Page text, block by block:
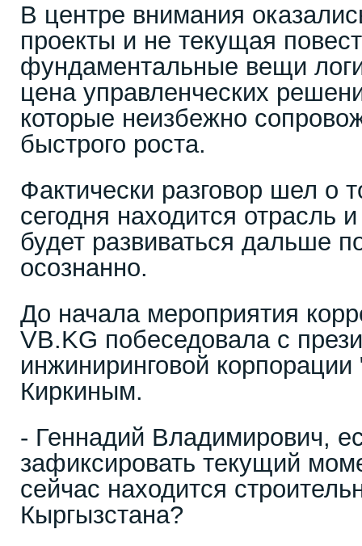
В центре внимания
проекты и не текущая
фундаментальные вещи
цена управленческих
которые неизбежно
быстрого роста.
Фактически разговор шел о
сегодня находится отрасль
будет развиваться дальше
осознанно.
До начала мероприятия
VB.KG побеседовала с
инжиниринговой
Киркиным.
- Геннадий Владимирович,
зафиксировать текущий
сейчас находится
Кыргызстана?